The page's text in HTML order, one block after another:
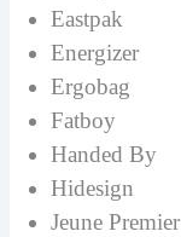
Eastpak
Energizer
Ergobag
Fatboy
Handed By
Hidesign
Jeune Premier